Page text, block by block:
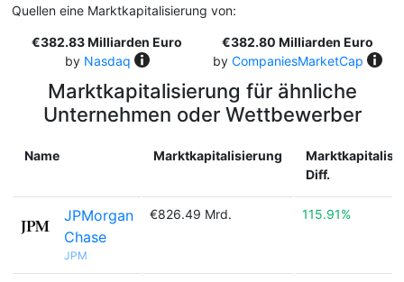
Quellen eine Marktkapitalisierung von:
€382.83 Milliarden Euro
by Nasdaq
€382.80 Milliarden Euro
by CompaniesMarketCap
Marktkapitalisierung für ähnliche
Unternehmen oder Wettbewerber
Name Marktkapitalisierung
Diff.
JPMorgan
Chase
JPM
€826.49 Mrd. 115.91%